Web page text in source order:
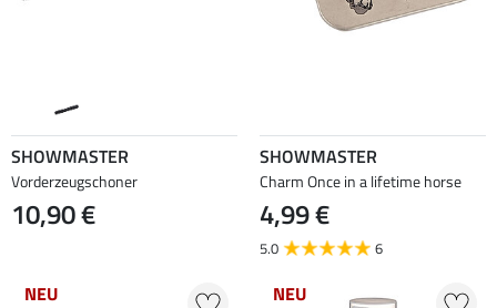
SHOWMASTER
Vorderzeugschoner
10,90 €
SHOWMASTER
Charm Once in a lifetime horse
4,99 €
5.0 6
NEU NEU